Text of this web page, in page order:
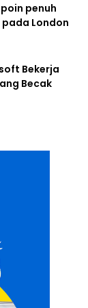
penuh
London
Bekerja
Becak